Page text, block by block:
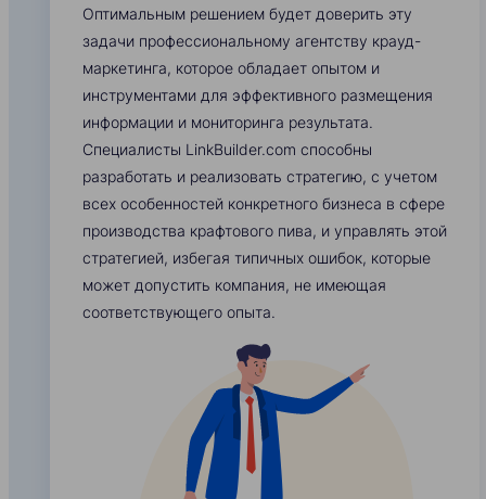
Оптимальным решением будет доверить эту
задачи профессиональному агентству крауд-
маркетинга, которое обладает опытом и
инструментами для эффективного размещения
информации и мониторинга результата.
Специалисты LinkBuilder.com способны
разработать и реализовать стратегию, с учетом
всех особенностей конкретного бизнеса в сфере
производства крафтового пива, и управлять этой
стратегией, избегая типичных ошибок, которые
может допустить компания, не имеющая
соответствующего опыта.